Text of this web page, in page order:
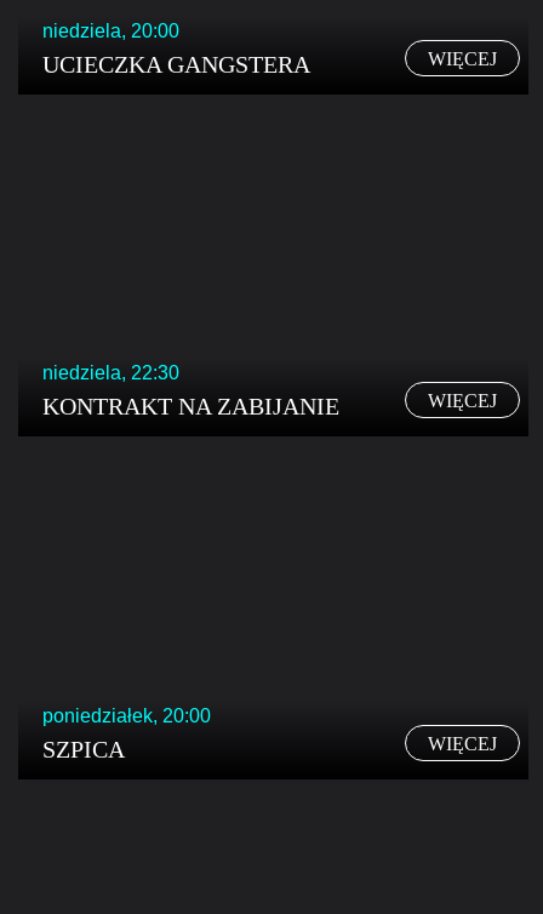
niedziela, 20:00
UCIECZKA GANGSTERA WIĘCEJ
niedziela, 22:30
KONTRAKT NA ZABIJANIE WIĘCEJ
poniedziałek, 20:00
SZPICA WIĘCEJ